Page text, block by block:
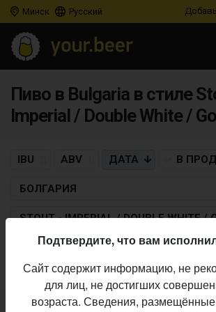
Минск Русский
Пиво в Bulgaria в стиле
Imperial / Double White /
IBU ABV ДАТА В
БОЛГАРИЯ
STOUT - IMPERIAL / DOUBLE WHITE /
Пиво по заданным критериям не
Подтвердите, что вам
Сайт содержит информацию, не
для лиц, не достигших
возраста. Сведения,